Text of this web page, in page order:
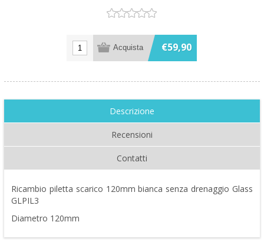
€59,90
Descrizione
Recensioni
Contatti
Ricambio piletta scarico 120mm bianca senza drenaggio Glass
GLPIL3
Diametro 120mm